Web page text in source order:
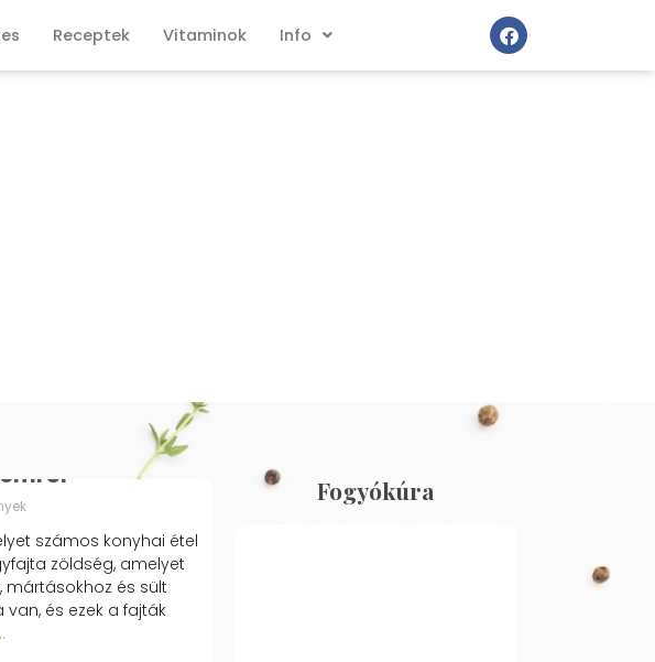
Receptek Vitaminok Info
számos konyhai étel
zöldség, amelyet
mártásokhoz és sült
van, és ezek a fajták
Fogyókúra